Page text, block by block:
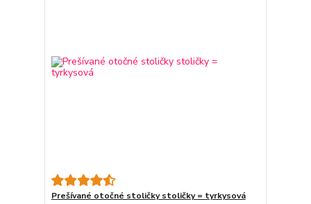
Prešívané otočné stoličky stoličky = tyrkysová